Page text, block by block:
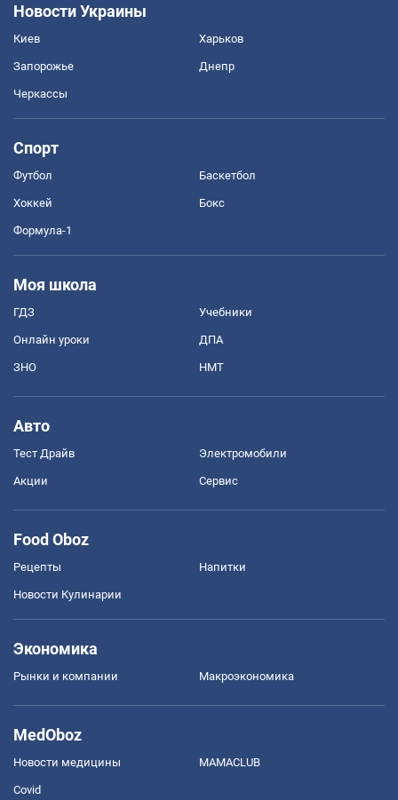
Новости Украины
Киев Харьков
Запорожье Днепр
Черкассы
Спорт
Футбол Баскетбол
Хоккей Бокс
Формула-1
Моя школа
ГДЗ Учебники
Онлайн уроки ДПА
ЗНО НМТ
Авто
Тест Драйв Электромобили
Акции Сервис
Food Oboz
Рецепты Напитки
Новости Кулинарии
Экономика
Рынки и компании Mакроэкономика
MedOboz
Новости медицины MAMACLUB
Covid